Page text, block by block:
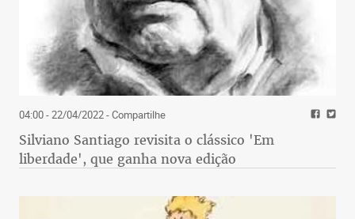
04:00 - 22/04/2022- Compartilhe
Silviano Santiago revisita o clássico 'Em
liberdade', que ganha nova edição